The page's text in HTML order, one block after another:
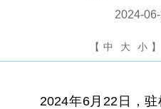
2024-
【 中 大 小 】
2024年6月22日，